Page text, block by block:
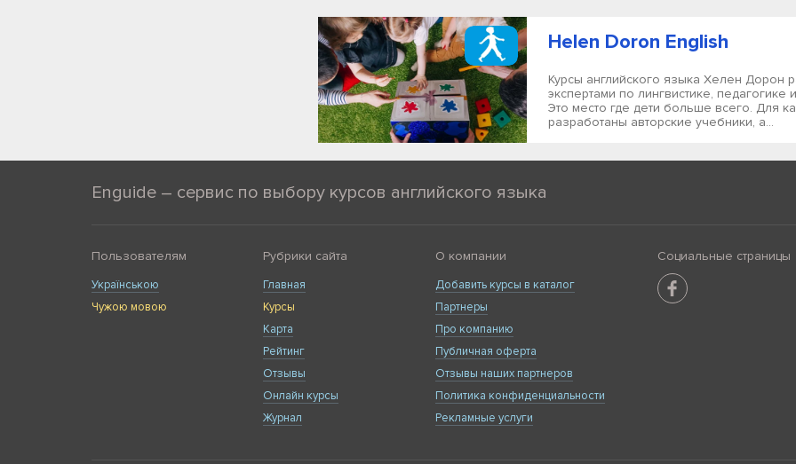
Helen Doron English
Курсы английского языка Хелен Дорон
экспертами по лингвистике, педагогике
Это место где дети больше всего. Для
разработаны авторские учебники, а...
Enguide – сервис по выбору курсов английского языка
Пользователям
Українською
Чужою мовою
Рубрики сайта
Главная
Курсы
Карта
Рейтинг
Отзывы
Онлайн курсы
Журнал
О компании
Добавить курсы в каталог
Партнеры
Про компанию
Публичная оферта
Отзывы наших партнеров
Политика конфиденциальности
Рекламные услуги
Социальные страницы